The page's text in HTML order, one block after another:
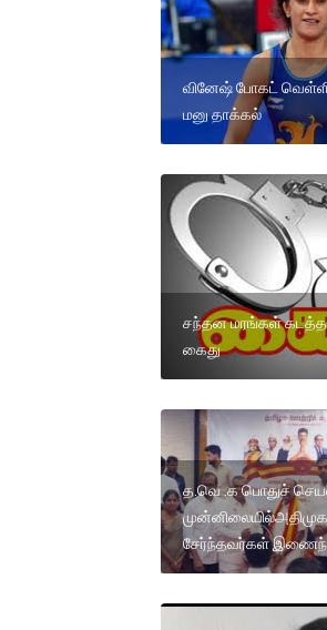
வினேஷ் போகட்
மனு தாக்கல்
சந்தன மரங்கள் கடத்த
கைது
த.வெ .க பொதுச்
சேர்ந்தவர்கள்